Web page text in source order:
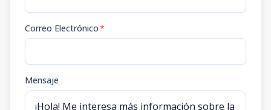
Correo Electrónico*
Mensaje